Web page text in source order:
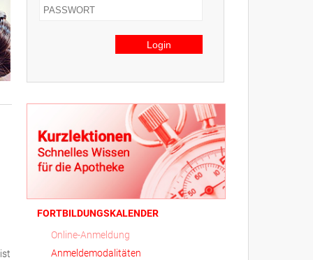
FORTBILDUNGSKALENDER
Online-Anmeldung
Anmeldemodalitäten